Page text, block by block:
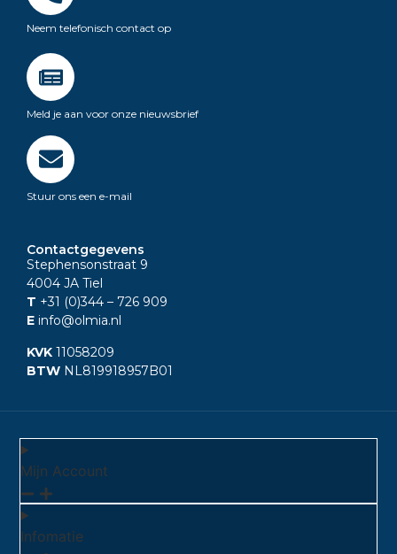
Neem telefonisch contact op
Meld je aan voor onze nieuwsbrief
Stuur ons een e-mail
Contactgegevens
Stephensonstraat 9
4004 JA Tiel
T +31 (0)344 – 726 909
E info@olmia.nl
KVK 11058209
BTW NL819918957B01
Mijn Account
Infomatie